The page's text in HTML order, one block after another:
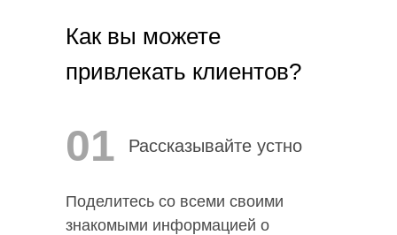
Поделитесь со всеми своими
знакомыми информацией о
Рассказывайте устно
01
Как вы можете
привлекать клиентов?